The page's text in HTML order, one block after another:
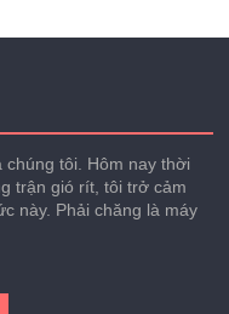
chúng tôi. Hôm nay thời
trận gió rít, tôi trở cảm
này. Phải chăng là máy